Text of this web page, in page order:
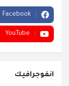
Facebook
YouTube
انفوجرافيك